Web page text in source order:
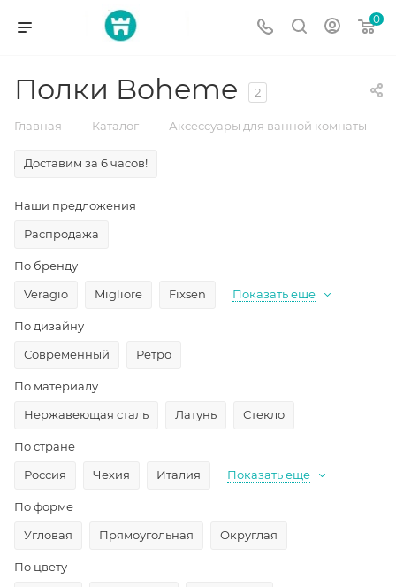
0
Полки Boheme 2
Главная — Каталог — Аксессуары для ванной комнаты —
Доставим за 6 часов!
Наши предложения
Распродажа
По бренду
Veragio
Migliore Fixsen Показать еще
По дизайну
Современный
Ретро
По материалу
Нержавеющая сталь
Латунь Стекло
По стране
Россия
Чехия Италия Показать еще
По форме
Угловая
Прямоугольная Округлая
По цвету